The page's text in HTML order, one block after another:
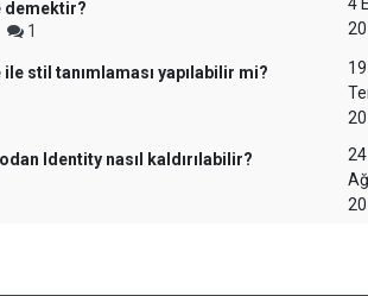
demektir?
1
stil tanımlaması yapılabilir mi?
19
Identity nasıl kaldırılabilir?
24